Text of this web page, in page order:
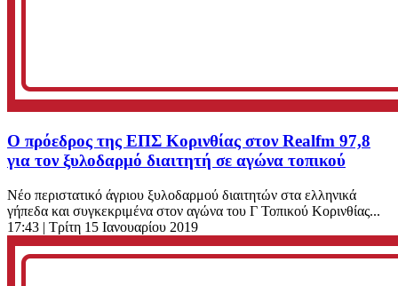
Ο πρόεδρος της ΕΠΣ Κορινθίας στον Realfm 97,8
για τον ξυλοδαρμό διαιτητή σε αγώνα τοπικού
Νέο περιστατικό άγριου ξυλοδαρμού διαιτητών στα ελληνικά
γήπεδα και συγκεκριμένα στον αγώνα του Γ Τοπικού Κορινθίας...
17:43 | Τρίτη 15 Ιανουαρίου 2019